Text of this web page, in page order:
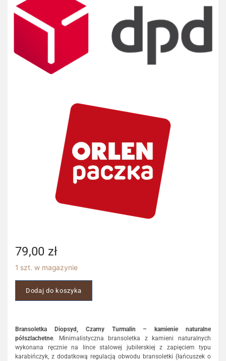
79,00 zł
1 szt. w magazynie
Dodaj do koszyka
Bransoletka Diopsyd, Czarny Turmalin – kamienie naturalne
półszlachetne. Minimalistyczna bransoletka z kamieni naturalnych
wykonana ręcznie na lince stalowej jubilerskiej z zapięciem typu
karabińczyk, z dodatkową regulacją obwodu bransoletki (łańcuszek o